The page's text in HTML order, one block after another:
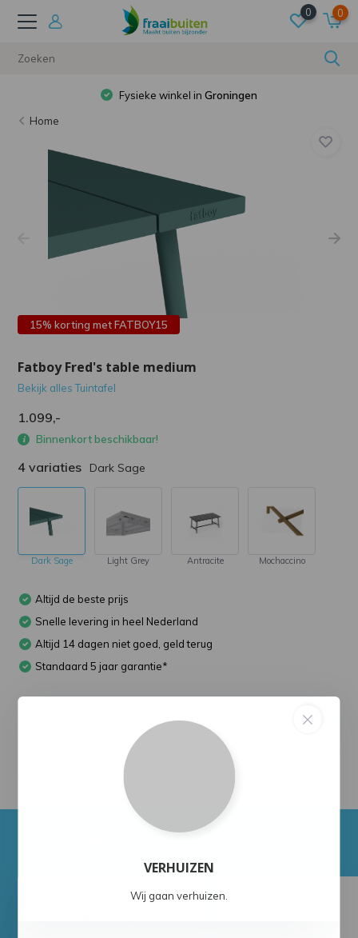
0 0
Fysieke winkel inGroningen
Home
15% korting met FATBOY15
Fatboy Fred's table medium
Bekijk alles Tuintafel
1.099,-
Binnenkort beschikbaar!
4 variaties Dark Sage
Dark Sage Light Grey Antracite Mochaccino
Altijd de beste prijs
Snelle levering in heel Nederland
Altijd 14 dagen niet goed, geld terug
Standaard 5 jaar garantie*
VERHUIZEN
Wij gaan verhuizen.